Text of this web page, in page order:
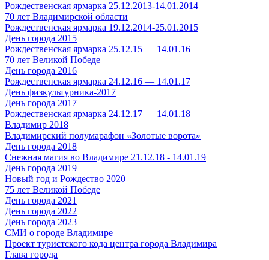
Рождественская ярмарка 25.12.2013-14.01.2014
70 лет Владимирской области
Рождественская ярмарка 19.12.2014-25.01.2015
День города 2015
Рождественская ярмарка 25.12.15 — 14.01.16
70 лет Великой Победе
День города 2016
Рождественская ярмарка 24.12.16 — 14.01.17
День физкультурника-2017
День города 2017
Рождественская ярмарка 24.12.17 — 14.01.18
Владимир 2018
Владимирский полумарафон «Золотые ворота»
День города 2018
Снежная магия во Владимире 21.12.18 - 14.01.19
День города 2019
Новый год и Рождество 2020
75 лет Великой Победе
День города 2021
День города 2022
День города 2023
СМИ о городе Владимире
Проект туристского кода центра города Владимира
Глава города